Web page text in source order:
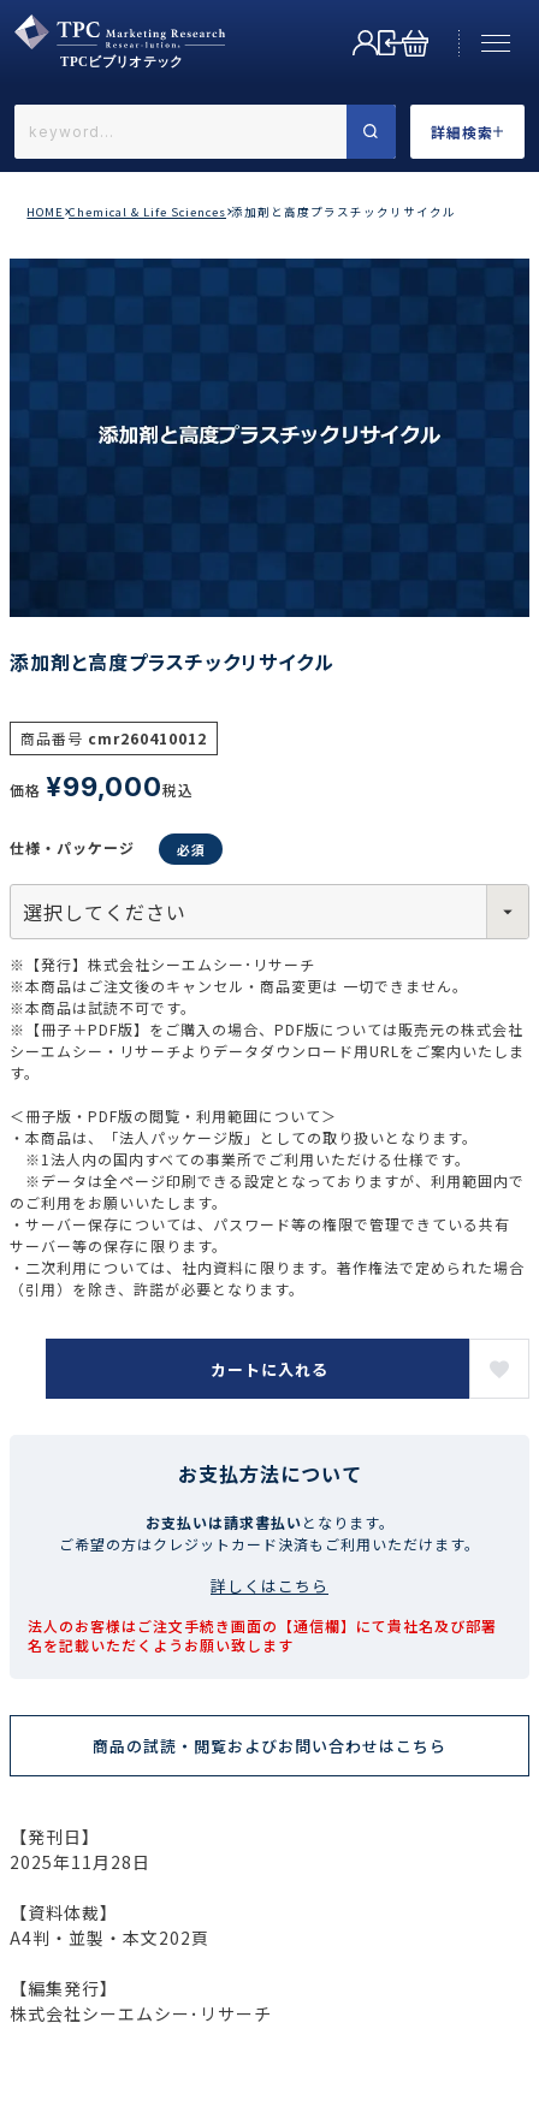
詳細検索
←戻る
カテゴリで選ぶ
リセット
HOME Chemical & Life Sciences 添加剤と高度プラスチックリサイクル
添加剤と高度プラスチックリサイクル
商品番号 cmr260410012
価格 ¥99,000税込
仕様・パッケージ
※【発行】株式会社シーエムシー･リサーチ
※本商品はご注文後のキャンセル・商品変更は 一切できません。
※本商品は試読不可です。
※【冊子＋PDF版】をご購入の場合、PDF版については販売元の株式会社
シーエムシー・リサーチよりデータダウンロード用URLをご案内いたしま
す。
＜冊子版・PDF版の閲覧・利用範囲について＞
・本商品は、「法人パッケージ版」としての取り扱いとなります。
※1法人内の国内すべての事業所でご利用いただける仕様です。
※データは全ページ印刷できる設定となっておりますが、利用範囲内で
のご利用をお願いいたします。
・サーバー保存については、パスワード等の権限で管理できている共有
サーバー等の保存に限ります。
・二次利用については、社内資料に限ります。著作権法で定められた場合
（引用）を除き、許諾が必要となります。
カートに入れる
お支払方法について
お支払いは請求書払いとなります。
ご希望の方はクレジットカード決済もご利用いただけます。
詳しくはこちら
法人のお客様はご注文手続き画面の【通信欄】にて貴社名及び部署
名を記載いただくようお願い致します
商品の試読・閲覧およびお問い合わせはこちら
【発刊日】
2025年11月28日
【資料体裁】
A4判・並製・本文202頁
【編集発行】
株式会社シーエムシー･リサーチ